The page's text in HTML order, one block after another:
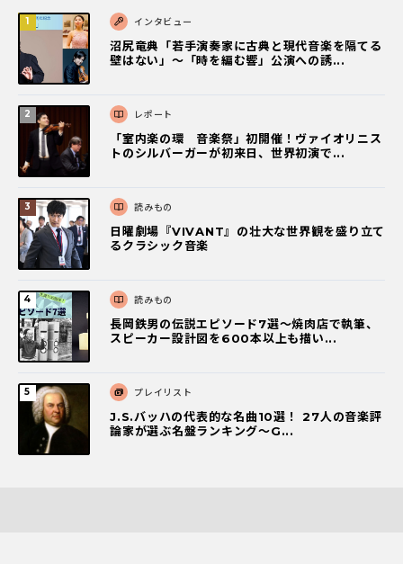
インタビュー
沼尻竜典「若手演奏家に古典と現代音楽を隔てる
壁はない」～「時を編む響」公演への誘...
レポート
「室内楽の環 音楽祭」初開催！ヴァイオリニス
トのシルバーガーが初来日、世界初演で...
読みもの
日曜劇場『VIVANT』の壮大な世界観を盛り立て
るクラシック音楽
読みもの
長岡鉄男の伝説エピソード7選〜焼肉店で執筆、
スピーカー設計図を600本以上も描い...
プレイリスト
J.S.バッハの代表的な名曲10選！ 27人の音楽評
論家が選ぶ名盤ランキング〜G...